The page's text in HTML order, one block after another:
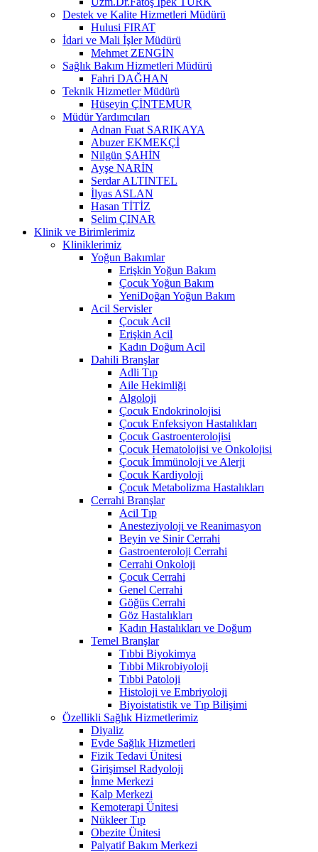
Destek ve Kalite Hizmetleri Müdürü
Hulusi FIRAT
İdari ve Mali İşler Müdürü
Mehmet ZENGİN
Sağlık Bakım Hizmetleri Müdürü
Fahri DAĞHAN
Teknik Hizmetler Müdürü
Hüseyin ÇİNTEMUR
Müdür Yardımcıları
Adnan Fuat SARIKAYA
Abuzer EKMEKÇİ
Nilgün ŞAHİN
Ayşe NARİN
Serdar ALTINTEL
İlyas ASLAN
Hasan TİTİZ
Selim ÇINAR
Klinik ve Birimlerimiz
Kliniklerimiz
Yoğun Bakımlar
Erişkin Yoğun Bakım
Çocuk Yoğun Bakım
YeniDoğan Yoğun Bakım
Acil Servisler
Çocuk Acil
Erişkin Acil
Kadın Doğum Acil
Dahili Branşlar
Adli Tıp
Aile Hekimliği
Algoloji
Çocuk Endokrinolojisi
Çocuk Enfeksiyon Hastalıkları
Çocuk Gastroenterolojisi
Çocuk Hematolojisi ve Onkolojisi
Çocuk İmmünoloji ve Alerji
Çocuk Kardiyoloji
Çocuk Metabolizma Hastalıkları
Cerrahi Branşlar
Acil Tıp
Anesteziyoloji ve Reanimasyon
Beyin ve Sinir Cerrahi
Gastroenteroloji Cerrahi
Cerrahi Onkoloji
Çocuk Cerrahi
Genel Cerrahi
Göğüs Cerrahi
Göz Hastalıkları
Kadın Hastalıkları ve Doğum
Temel Branşlar
Tıbbi Biyokimya
Tıbbi Mikrobiyoloji
Tıbbi Patoloji
Histoloji ve Embriyoloji
Biyoistatistik ve Tıp Bilişimi
Özellikli Sağlık Hizmetlerimiz
Diyaliz
Evde Sağlık Hizmetleri
Fizik Tedavi Ünitesi
Girişimsel Radyoloji
İnme Merkezi
Kalp Merkezi
Kemoterapi Ünitesi
Nükleer Tıp
Obezite Ünitesi
Palyatif Bakım Merkezi